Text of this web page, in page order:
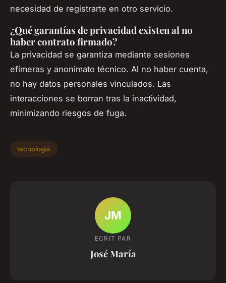
necesidad de registrarte en otro servicio.
¿Qué garantías de privacidad existen al no
haber contrato firmado?
La privacidad se garantiza mediante sesiones
efímeras y anonimato técnico. Al no haber cuenta,
no hay datos personales vinculados. Las
interacciones se borran tras la inactividad,
minimizando riesgos de fuga.
tecnologia
JM
ECRIT PAR
José María